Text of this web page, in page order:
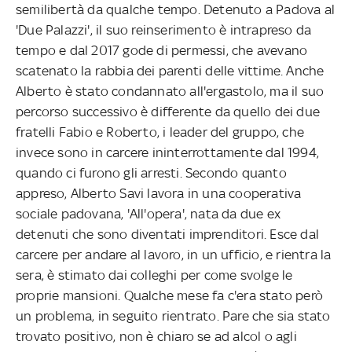
semilibertà da qualche tempo. Detenuto a Padova al
'Due Palazzi', il suo reinserimento è intrapreso da
tempo e dal 2017 gode di permessi, che avevano
scatenato la rabbia dei parenti delle vittime. Anche
Alberto è stato condannato all'ergastolo, ma il suo
percorso successivo è differente da quello dei due
fratelli Fabio e Roberto, i leader del gruppo, che
invece sono in carcere ininterrottamente dal 1994,
quando ci furono gli arresti. Secondo quanto
appreso, Alberto Savi lavora in una cooperativa
sociale padovana, 'All'opera', nata da due ex
detenuti che sono diventati imprenditori. Esce dal
carcere per andare al lavoro, in un ufficio, e rientra la
sera, è stimato dai colleghi per come svolge le
proprie mansioni. Qualche mese fa c'era stato però
un problema, in seguito rientrato. Pare che sia stato
trovato positivo, non è chiaro se ad alcol o agli